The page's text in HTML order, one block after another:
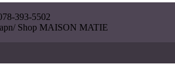
393-5502
Shop MAISON MATIE